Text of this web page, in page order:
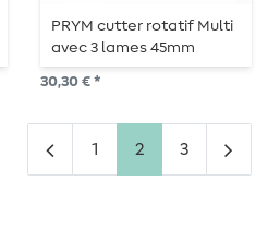
PRYM cutter rotatif Multi
avec 3 lames 45mm
30,30 € *
1 2 3